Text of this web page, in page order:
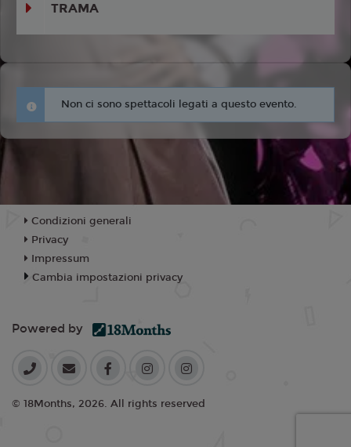
TRAMA
Non ci sono spettacoli legati a questo evento.
Condizioni generali
Privacy
Impressum
Cambia impostazioni privacy
Powered by
© 18Months, 2026. All rights reserved